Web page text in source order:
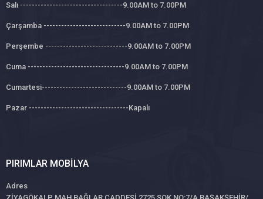
Salı -----------------------------------9.00AM to 7.00PM
Çarşamba ----------------------------9.00AM to 7.00PM
Perşembe ----------------------------9.00AM to 7.00PM
Cuma ---------------------------------9.00AM to 7.00PM
Cumartesi-----------------------------9.00AM to 7.00PM
Pazar ----------------------------------Kapalı
PIRIMLAR MOBILYA
Adres